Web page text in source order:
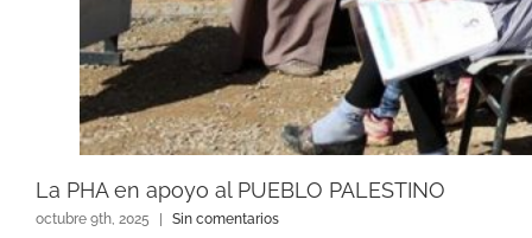
La PHA en apoyo al PUEBLO PALESTINO
octubre 9th, 2025 Sin comentarios